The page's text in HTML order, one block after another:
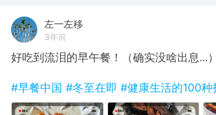
左一左移
3年前
好吃到流泪的早午餐！（确实没啥出息...
#早餐中国 #冬至在即 #健康生活的100种